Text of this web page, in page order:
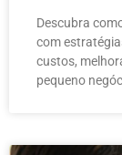
Descubra
com
custos,
pequeno